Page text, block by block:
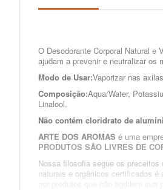
O Desodorante Corporal Natural
ajudam a prevenir e neutralizar os
Modo de Usar:Vaporizar nas
Composição:Aqua/Water,
Linalool.
Não contém cloridrato de
ARTE DOS AROMAS é uma
PRODUTOS SÃO LIVRES DE
Nossa filosofia segue os
naturais e orgânicos certificados
por produtos que não agridem sua